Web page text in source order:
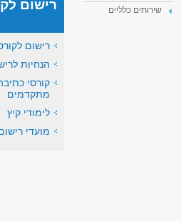
שירותים כלליים
רישום
רישום
הנחיות
קורסי
מתקדמים
לימודי קיץ
מועדי